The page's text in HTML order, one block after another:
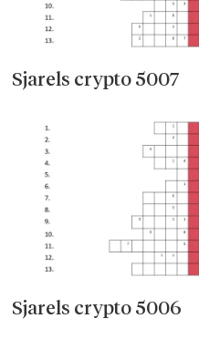
Sjarels crypto 5007
Sjarels crypto 5006